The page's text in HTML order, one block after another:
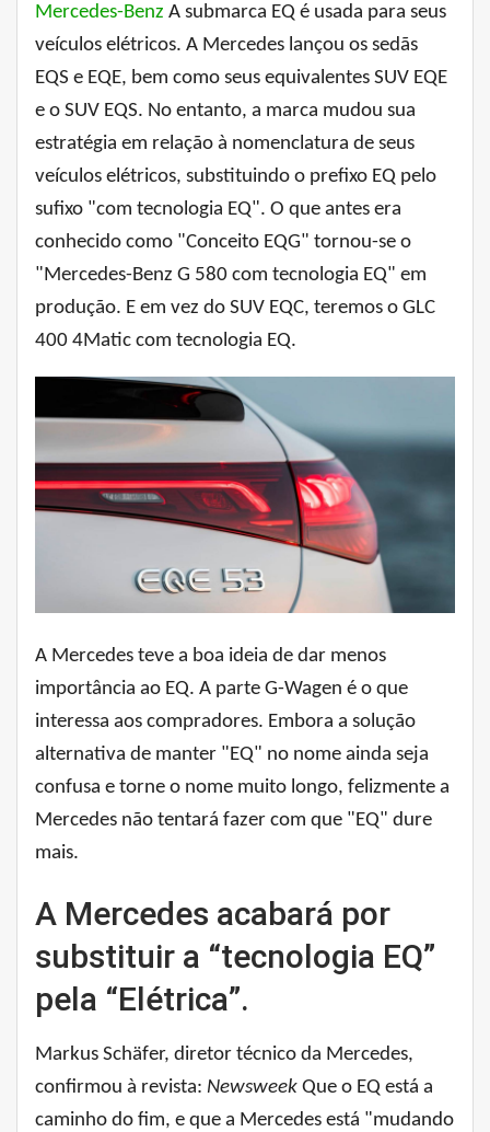
Mercedes-Benz A submarca EQ é usada para seus
veículos elétricos. A Mercedes lançou os sedãs
EQS e EQE, bem como seus equivalentes SUV EQE
e o SUV EQS. No entanto, a marca mudou sua
estratégia em relação à nomenclatura de seus
veículos elétricos, substituindo o prefixo EQ pelo
sufixo "com tecnologia EQ". O que antes era
conhecido como "Conceito EQG" tornou-se o
"Mercedes-Benz G 580 com tecnologia EQ" em
produção. E em vez do SUV EQC, teremos o GLC
400 4Matic com tecnologia EQ.
A Mercedes teve a boa ideia de dar menos
importância ao EQ. A parte G-Wagen é o que
interessa aos compradores. Embora a solução
alternativa de manter "EQ" no nome ainda seja
confusa e torne o nome muito longo, felizmente a
Mercedes não tentará fazer com que "EQ" dure
mais.
A Mercedes acabará por
substituir a “tecnologia EQ”
pela “Elétrica”.
Markus Schäfer, diretor técnico da Mercedes,
confirmou à revista: Newsweek Que o EQ está a
caminho do fim, e que a Mercedes está "mudando